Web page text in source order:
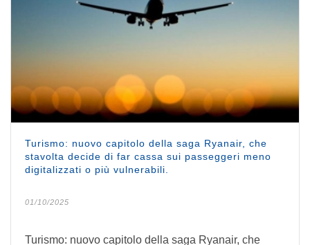
Turismo: nuovo capitolo della saga Ryanair, che
stavolta decide di far cassa sui passeggeri meno
digitalizzati o più vulnerabili.
01/10/2025
Turismo: nuovo capitolo della saga Ryanair, che